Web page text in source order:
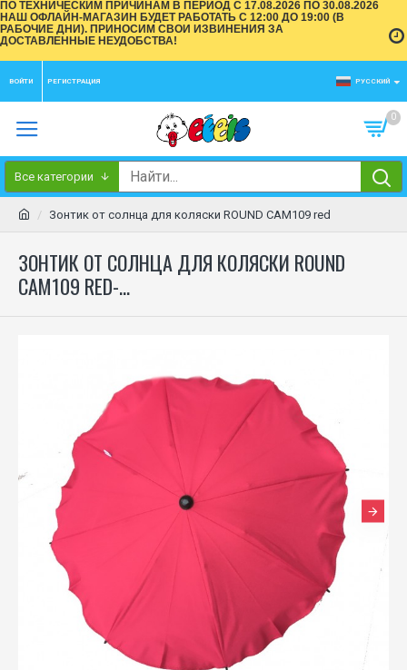
ПО ТЕХНИЧЕСКИМ ПРИЧИНАМ В ПЕРИОД С 17.08.2026 ПО 30.08.2026
НАШ ОФЛАЙН-МАГАЗИН БУДЕТ РАБОТАТЬ С 12:00 ДО 19:00 (В
РАБОЧИЕ ДНИ). ПРИНОСИМ СВОИ ИЗВИНЕНИЯ ЗА
ДОСТАВЛЕННЫЕ НЕУДОБСТВА!
ВОЙТИ РЕГИСТРАЦИЯ РУССКИЙ
0
Все категории
Зонтик от солнца для коляски ROUND CAM109 red
ЗОНТИК ОТ СОЛНЦА ДЛЯ КОЛЯСКИ ROUND
CAM109 RED-...